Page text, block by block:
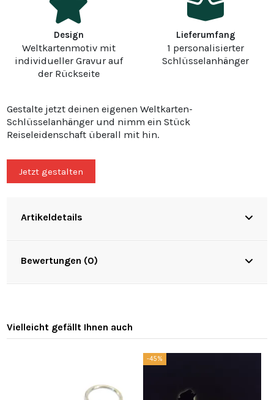
Design
Weltkartenmotiv mit
individueller Gravur auf
der Rückseite
Lieferumfang
1 personalisierter
Schlüsselanhänger
Gestalte jetzt deinen eigenen Weltkarten-
Schlüsselanhänger und nimm ein Stück
Reiseleidenschaft überall mit hin.
Jetzt gestalten
Artikeldetails
Bewertungen (0)
Vielleicht gefällt Ihnen auch
-45%